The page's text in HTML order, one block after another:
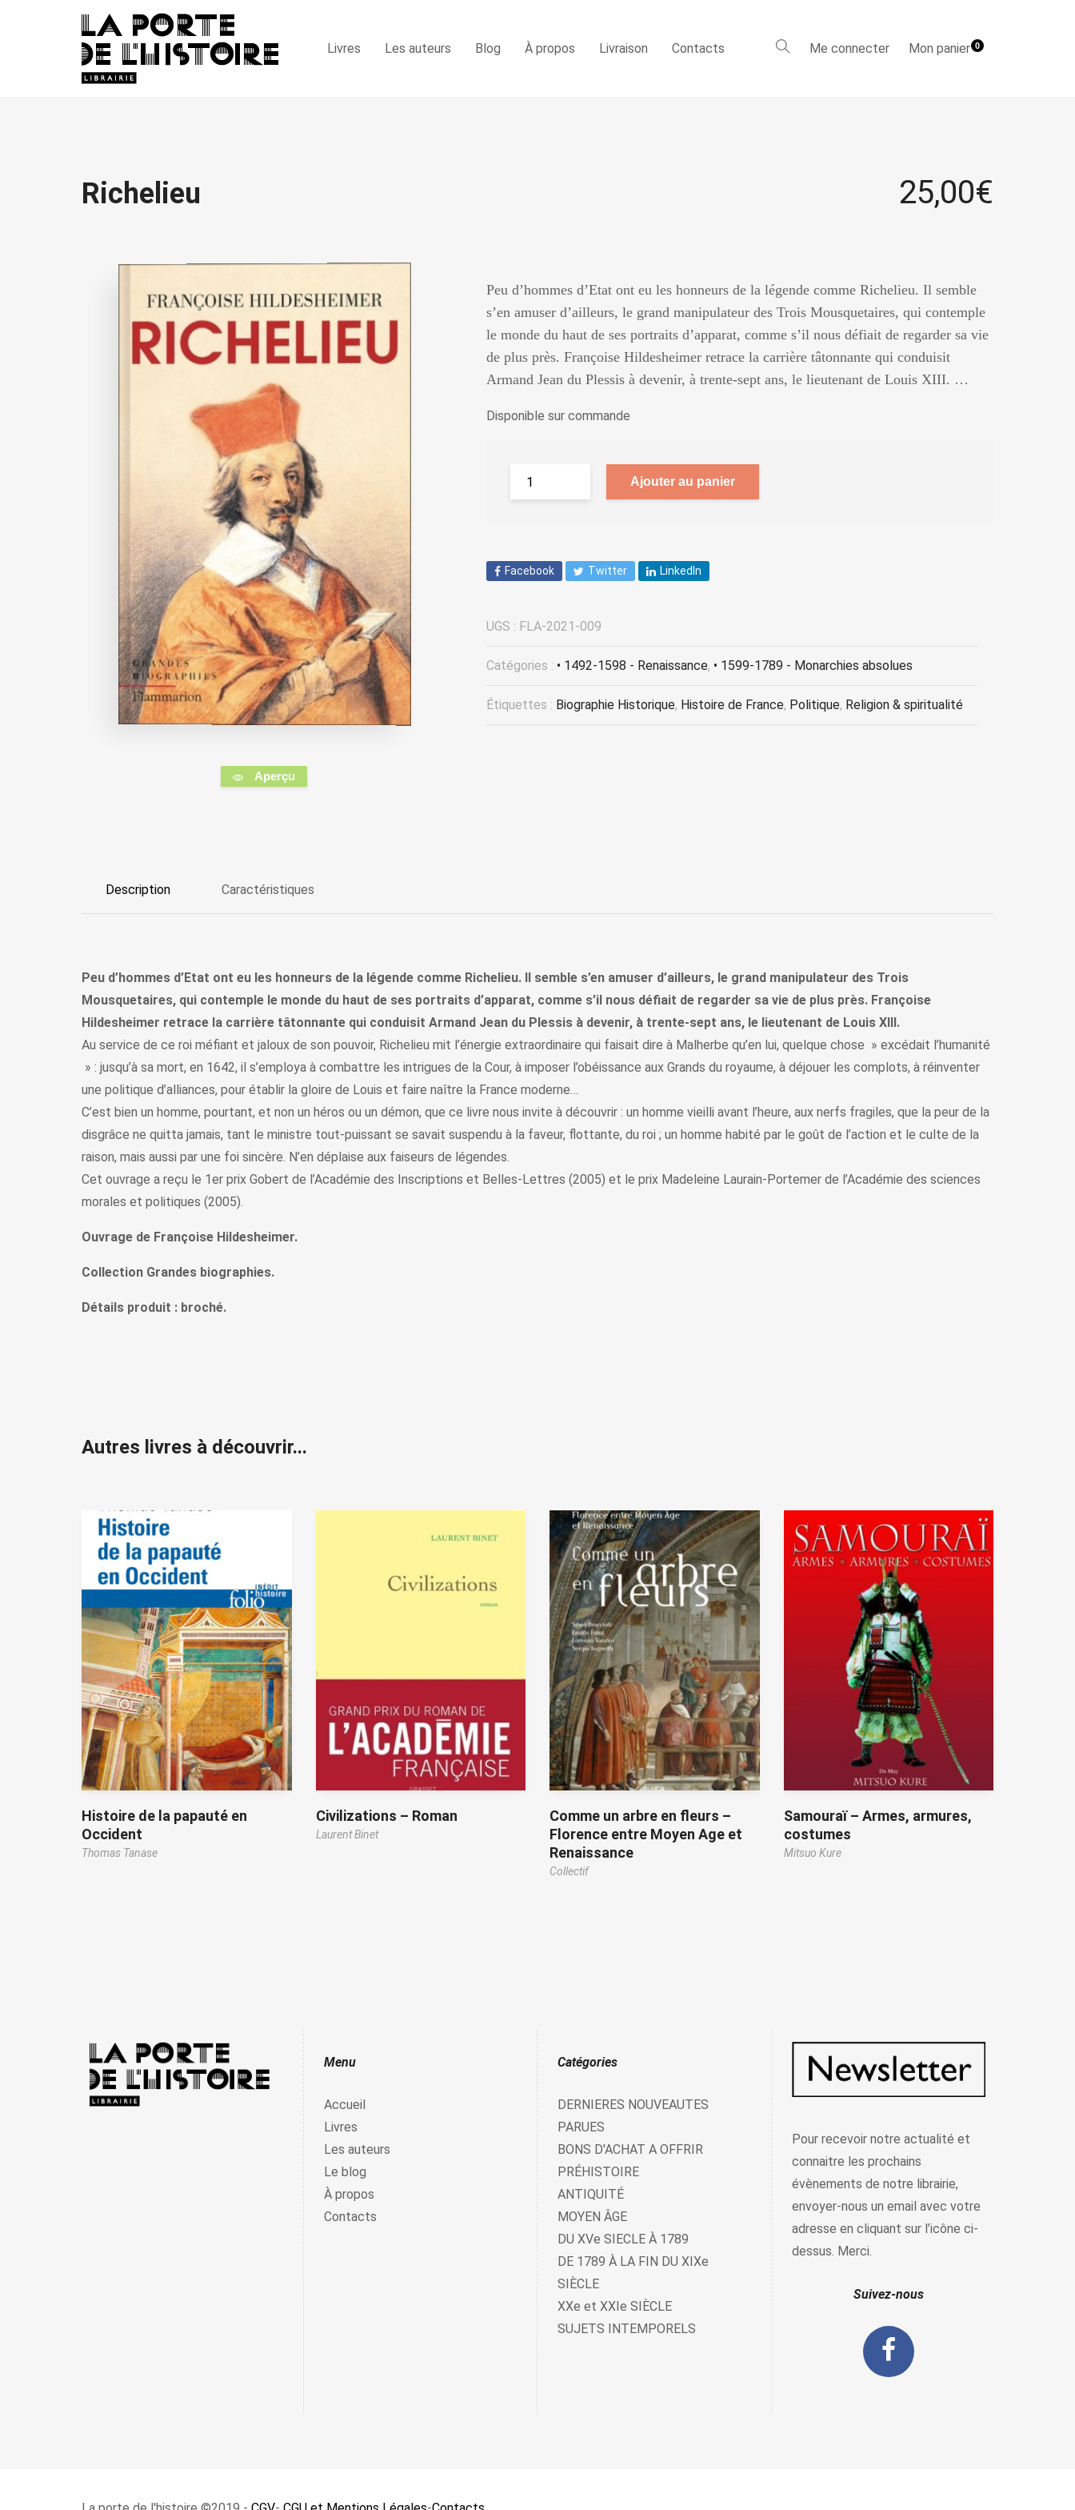
Livres Les auteurs Blog À propos Livraison Contacts Me connecter Mon panier0
Richelieu 25,00€
Aperçu
Peu d’hommes d’Etat ont eu les honneurs de la légende comme Richelieu. Il semble
s’en amuser d’ailleurs, le grand manipulateur des Trois Mousquetaires, qui contemple
le monde du haut de ses portraits d’apparat, comme s’il nous défiait de regarder sa vie
de plus près. Françoise Hildesheimer retrace la carrière tâtonnante qui conduisit
Armand Jean du Plessis à devenir, à trente-sept ans, le lieutenant de Louis XIII. …
Disponible sur commande
Ajouter au panier
Facebook Twitter LinkedIn
UGS : FLA-2021-009
Catégories : • 1492-1598 - Renaissance, • 1599-1789 - Monarchies absolues
Étiquettes : Biographie Historique, Histoire de France, Politique, Religion & spiritualité
Description Caractéristiques
Peu d’hommes d’Etat ont eu les honneurs de la légende comme Richelieu. Il semble s’en amuser d’ailleurs, le grand manipulateur des Trois
Mousquetaires, qui contemple le monde du haut de ses portraits d’apparat, comme s’il nous défiait de regarder sa vie de plus près. Françoise
Hildesheimer retrace la carrière tâtonnante qui conduisit Armand Jean du Plessis à devenir, à trente-sept ans, le lieutenant de Louis XIII.
Au service de ce roi méfiant et jaloux de son pouvoir, Richelieu mit l’énergie extraordinaire qui faisait dire à Malherbe qu’en lui, quelque chose » excédait l’humanité
» : jusqu’à sa mort, en 1642, il s’employa à combattre les intrigues de la Cour, à imposer l’obéissance aux Grands du royaume, à déjouer les complots, à réinventer
une politique d’alliances, pour établir la gloire de Louis et faire naître la France moderne…
C’est bien un homme, pourtant, et non un héros ou un démon, que ce livre nous invite à découvrir : un homme vieilli avant l’heure, aux nerfs fragiles, que la peur de la
disgrâce ne quitta jamais, tant le ministre tout-puissant se savait suspendu à la faveur, flottante, du roi ; un homme habité par le goût de l’action et le culte de la
raison, mais aussi par une foi sincère. N’en déplaise aux faiseurs de légendes.
Cet ouvrage a reçu le 1er prix Gobert de l’Académie des Inscriptions et Belles-Lettres (2005) et le prix Madeleine Laurain-Portemer de l’Académie des sciences
morales et politiques (2005).
Ouvrage de Françoise Hildesheimer.
Collection Grandes biographies.
Détails produit : broché.
Autres livres à découvrir...
Histoire de la papauté en
Occident
Thomas Tanase
Civilizations – Roman
Laurent Binet
Comme un arbre en fleurs –
Florence entre Moyen Age et
Renaissance
Collectif
Samouraï – Armes, armures,
costumes
Mitsuo Kure
Menu
Accueil
Livres
Les auteurs
Le blog
À propos
Contacts
Catégories
DERNIERES NOUVEAUTES
PARUES
BONS D'ACHAT A OFFRIR
PRÉHISTOIRE
ANTIQUITÉ
MOYEN ÂGE
DU XVe SIECLE À 1789
DE 1789 À LA FIN DU XIXe
SIÈCLE
XXe et XXIe SIÈCLE
SUJETS INTEMPORELS
Pour recevoir notre actualité et
connaitre les prochains
évènements de notre librairie,
envoyer-nous un email avec votre
adresse en cliquant sur l’icône ci-
dessus. Merci.
Suivez-nous